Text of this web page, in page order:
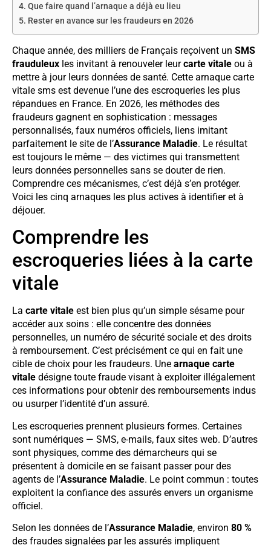
Que faire quand l’arnaque a déjà eu lieu
Rester en avance sur les fraudeurs en 2026
Chaque année, des milliers de Français reçoivent un SMS
frauduleux les invitant à renouveler leurcarte vitale ou à
mettre à jour leurs données de santé. Cette arnaque carte
vitale sms est devenue l’une des escroqueries les plus
répandues en France. En 2026, les méthodes des
fraudeurs gagnent en sophistication : messages
personnalisés, faux numéros officiels, liens imitant
parfaitement le site de l’Assurance Maladie. Le résultat
est toujours le même — des victimes qui transmettent
leurs données personnelles sans se douter de rien.
Comprendre ces mécanismes, c’est déjà s’en protéger.
Voici les cinq arnaques les plus actives à identifier et à
déjouer.
Comprendre les
escroqueries liées à la carte
vitale
La carte vitale est bien plus qu’un simple sésame pour
accéder aux soins : elle concentre des données
personnelles, un numéro de sécurité sociale et des droits
à remboursement. C’est précisément ce qui en fait une
cible de choix pour les fraudeurs. Une arnaque carte
vitale désigne toute fraude visant à exploiter illégalement
ces informations pour obtenir des remboursements indus
ou usurper l’identité d’un assuré.
Les escroqueries prennent plusieurs formes. Certaines
sont numériques — SMS, e-mails, faux sites web. D’autres
sont physiques, comme des démarcheurs qui se
présentent à domicile en se faisant passer pour des
agents de l’Assurance Maladie. Le point commun : toutes
exploitent la confiance des assurés envers un organisme
officiel.
Selon les données de l’Assurance Maladie, environ 80 %
des fraudes signalées par les assurés impliquent